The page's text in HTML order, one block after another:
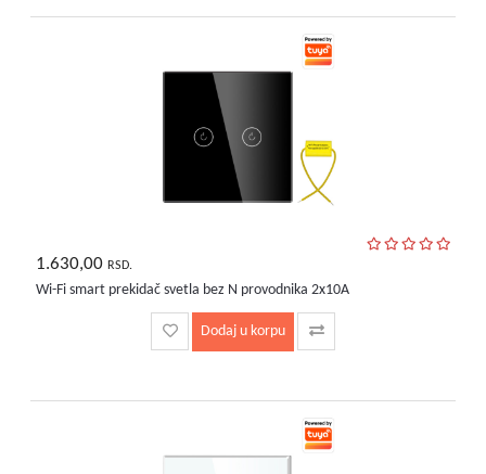
1.630,00 RSD.
Wi-Fi smart prekidač svetla bez N provodnika 2x10A
Dodaj u korpu